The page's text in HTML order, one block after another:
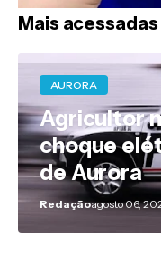
Mais acessadas
AURORA
Agricultor
choque
de Aurora
Redaçãoagosto 06,